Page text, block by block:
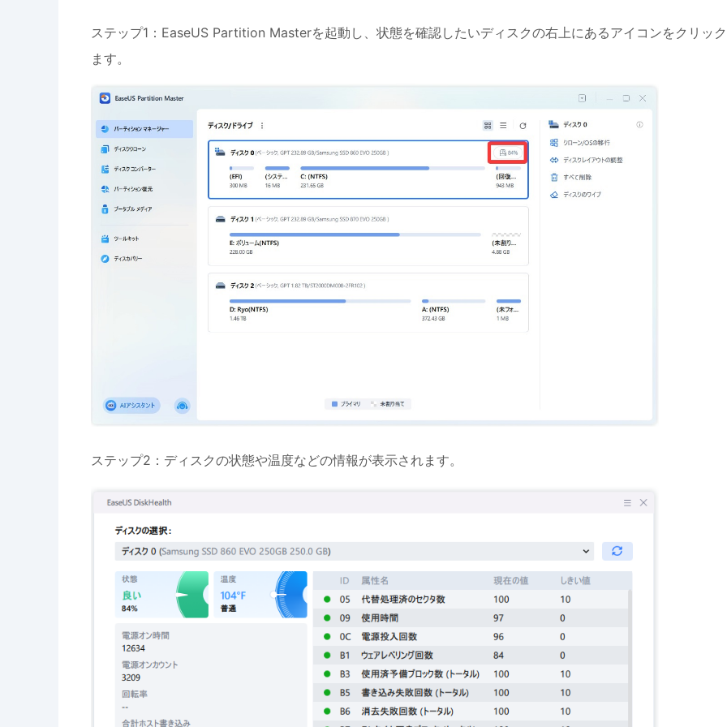
ステップ1：EaseUS Partition Masterを起動し、状態を確認したいディスクの右上にあるアイコンをクリッ
ます。
ステップ2：ディスクの状態や温度などの情報が表示されます。